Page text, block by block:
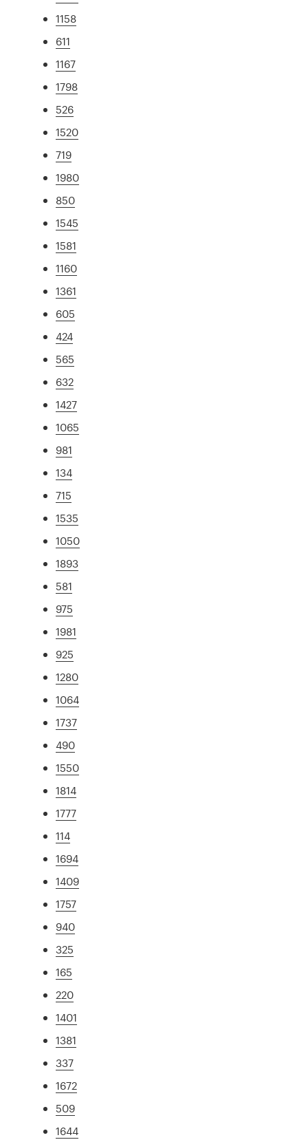
1158
611
1167
1798
526
1520
719
1980
850
1545
1581
1160
1361
605
424
565
632
1427
1065
981
134
715
1535
1050
1893
581
975
1981
925
1280
1064
1737
490
1550
1814
1777
114
1694
1409
1757
940
325
165
220
1401
1381
337
1672
509
1644